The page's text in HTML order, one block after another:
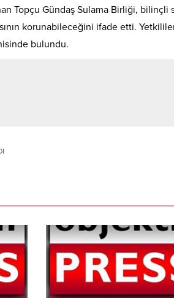
Topçu Gündaş Sulama Birliği, bilinçli
korunabileceğini ifade etti.
bulundu.